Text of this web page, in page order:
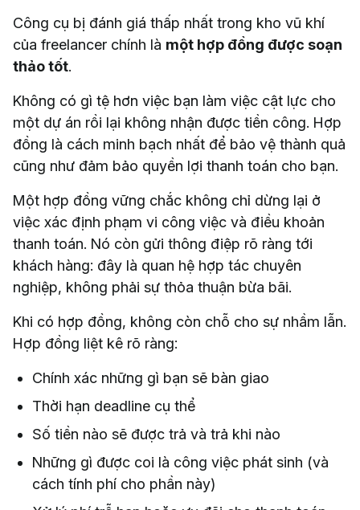
Công cụ bị đánh giá thấp nhất trong kho vũ khí
của freelancer chính là một hợp đồng được soạn
thảo tốt.
Không có gì tệ hơn việc bạn làm việc cật lực cho
một dự án rồi lại không nhận được tiền công. Hợp
đồng là cách minh bạch nhất để bảo vệ thành quả
cũng như đảm bảo quyền lợi thanh toán cho bạn.
Một hợp đồng vững chắc không chỉ dừng lại ở
việc xác định phạm vi công việc và điều khoản
thanh toán. Nó còn gửi thông điệp rõ ràng tới
khách hàng: đây là quan hệ hợp tác chuyên
nghiệp, không phải sự thỏa thuận bừa bãi.
Khi có hợp đồng, không còn chỗ cho sự nhầm lẫn.
Hợp đồng liệt kê rõ ràng:
Chính xác những gì bạn sẽ bàn giao
Thời hạn deadline cụ thể
Số tiền nào sẽ được trả và trả khi nào
Những gì được coi là công việc phát sinh (và
cách tính phí cho phần này)